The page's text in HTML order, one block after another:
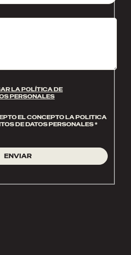
LA POLÍTICA DE
PERSONALES
EL CONCEPTO LA POLITICA
DE DATOS PERSONALES*
ENVIAR